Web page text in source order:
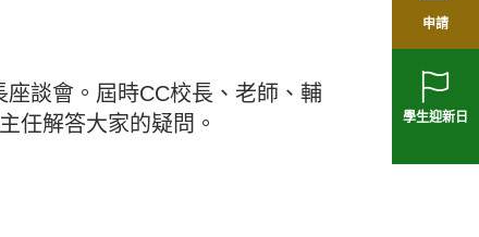
申請
學生迎新日
談會。屆時CC校長、老師、輔
任解答大家的疑問。